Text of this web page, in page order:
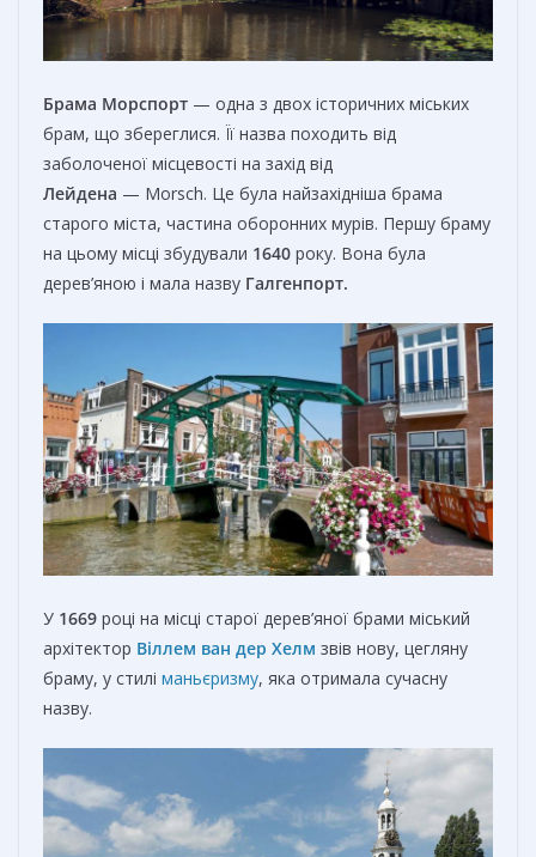
Брама Морспорт — одна з двох історичних міських
брам, що збереглися. Її назва походить від
заболоченої місцевості на захід від
Лейдена — Morsch. Це була найзахідніша брама
старого міста, частина оборонних мурів. Першу браму
на цьому місці збудували 1640 року. Вона була
дерев’яною і мала назву Галгенпорт.
У 1669 році на місці старої дерев’яної брами міський
архітектор Віллем ван дер Хелм звів нову, цегляну
браму, у стилі маньєризму, яка отримала сучасну
назву.